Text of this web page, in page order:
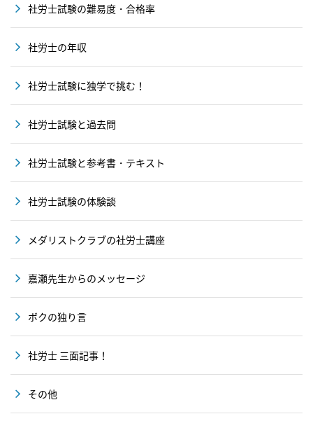
社労士試験の難易度・合格率
社労士の年収
社労士試験に独学で挑む！
社労士試験と過去問
社労士試験と参考書・テキスト
社労士試験の体験談
メダリストクラブの社労士講座
嘉瀬先生からのメッセージ
ボクの独り言
社労士 三面記事！
その他